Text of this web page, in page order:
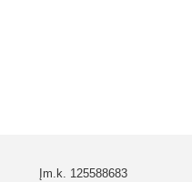
Įm.k. 125588683